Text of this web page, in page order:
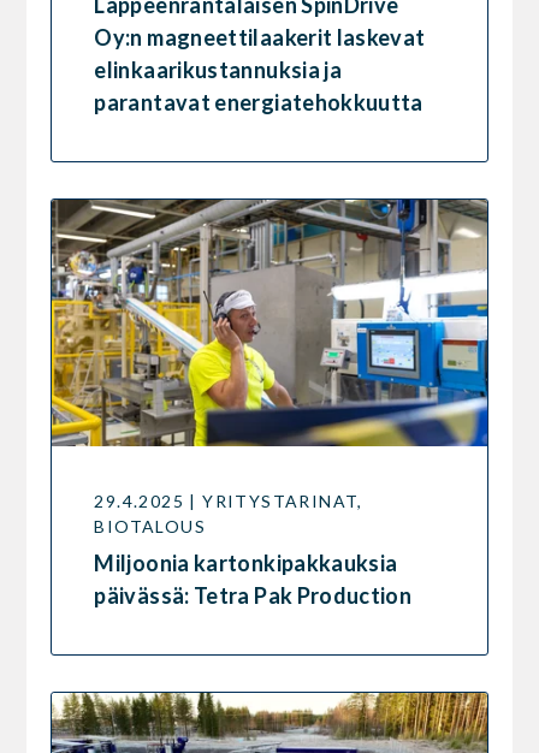
Lappeenrantalaisen SpinDrive
Oy:n magneettilaakerit laskevat
elinkaarikustannuksia ja
parantavat energiatehokkuutta
29.4.2025 | YRITYSTARINAT,
BIOTALOUS
Miljoonia kartonkipakkauksia
päivässä: Tetra Pak Production